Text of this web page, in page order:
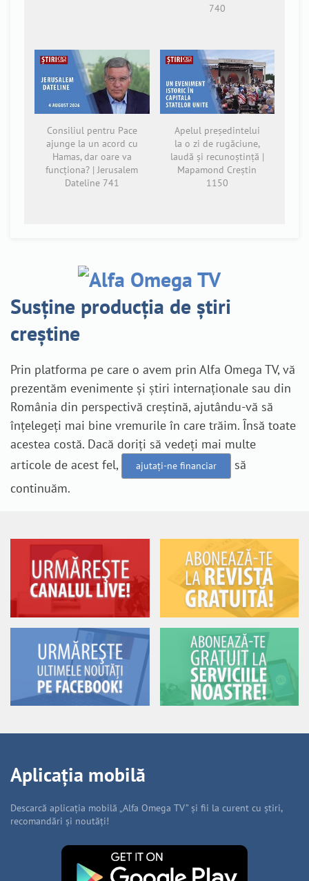
740
Consiliul pentru Pace
ajunge la un acord cu
Hamas, dar oare va
funcționa? | Jerusalem
Dateline 741
Apelul președintelui
la o zi de rugăciune,
laudă și recunoștință |
Mapamond Creștin
1150
Susține producția de știri
creștine
Prin platforma pe care o avem prin Alfa Omega TV, vă
prezentăm evenimente și știri internaționale sau din
România din perspectivă creștină, ajutându-vă să
înțelegeți mai bine vremurile în care trăim. Însă toate
acestea costă. Dacă doriți să vedeți mai multe
articole de acest fel,
ajutați-ne financiar
să
continuăm.
Aplicația mobilă
Descarcă aplicația mobilă „Alfa Omega TV” și fii la curent cu știri,
recomandări și noutăți!